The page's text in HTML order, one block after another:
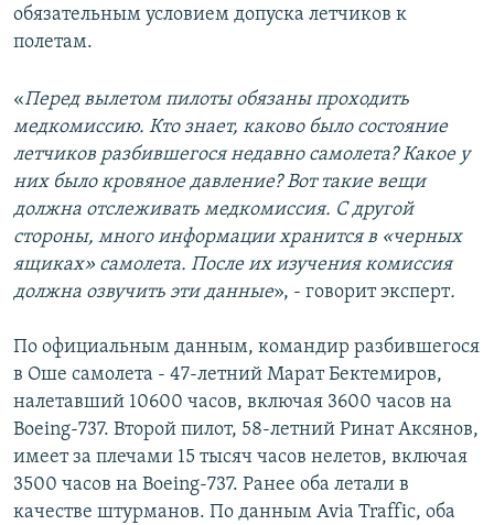
обязательным условием допуска летчиков к
полетам.
«Перед вылетом пилоты обязаны проходить
медкомиссию. Кто знает, каково было состояние
летчиков разбившегося недавно самолета? Какое у
них было кровяное давление? Вот такие вещи
должна отслеживать медкомиссия. С другой
стороны, много информации хранится в «черных
ящиках» самолета. После их изучения комиссия
должна озвучить эти данные», - говорит эксперт.
По официальным данным, командир разбившегося
в Оше самолета - 47-летний Марат Бектемиров,
налетавший 10600 часов, включая 3600 часов на
Boeing-737. Второй пилот, 58-летний Ринат Аксянов,
имеет за плечами 15 тысяч часов нелетов, включая
3500 часов на Boeing-737. Ранее оба летали в
качестве штурманов. По данным Avia Traffic, оба